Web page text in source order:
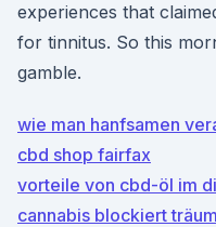
experiences that
for tinnitus. So this
gamble.
wie man hanfsamen
cbd shop fairfax
vorteile von cbd-öl im
cannabis blockiert